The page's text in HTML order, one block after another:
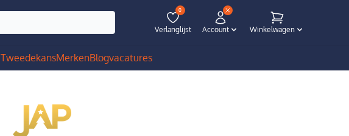
0
Verlanglijst Account Winkelwagen
TweedekansMerkenBlogvacatures